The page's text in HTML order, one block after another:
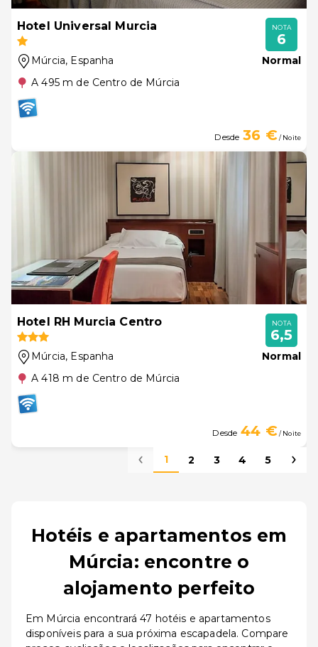
Hotel Universal Murcia
Múrcia, Espanha
A 495 m de Centro de Múrcia
NOTA
6
Normal
Desde 36 €/ Noite
Hotel RH Murcia Centro
Múrcia, Espanha
A 418 m de Centro de Múrcia
NOTA
6,5
Normal
Desde 44 €/ Noite
1 2 3 4 5
Hotéis e apartamentos em
Múrcia: encontre o
alojamento perfeito
Em Múrcia encontrará 47 hotéis e apartamentos
disponíveis para a sua próxima escapadela. Compare